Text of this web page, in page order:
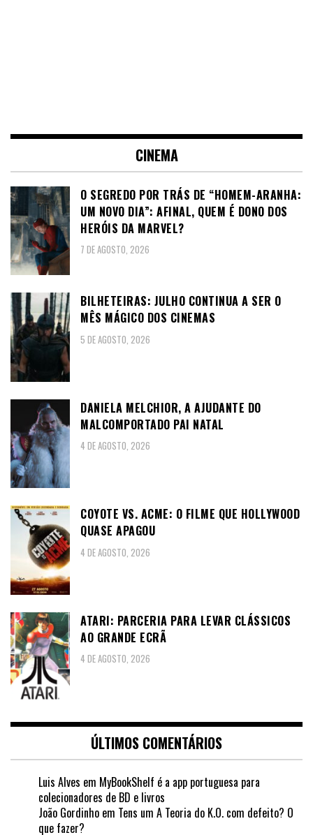
CINEMA
O SEGREDO POR TRÁS DE “HOMEM-ARANHA:
UM NOVO DIA”: AFINAL, QUEM É DONO DOS
HERÓIS DA MARVEL?
7 DE AGOSTO, 2026
BILHETEIRAS: JULHO CONTINUA A SER O
MÊS MÁGICO DOS CINEMAS
5 DE AGOSTO, 2026
DANIELA MELCHIOR, A AJUDANTE DO
MALCOMPORTADO PAI NATAL
4 DE AGOSTO, 2026
COYOTE VS. ACME: O FILME QUE HOLLYWOOD
QUASE APAGOU
4 DE AGOSTO, 2026
ATARI: PARCERIA PARA LEVAR CLÁSSICOS
AO GRANDE ECRÃ
4 DE AGOSTO, 2026
ÚLTIMOS COMENTÁRIOS
Luis Alves em MyBookShelf é a app portuguesa para
colecionadores de BD e livros
João Gordinho em Tens um A Teoria do K.O. com defeito? O
que fazer?